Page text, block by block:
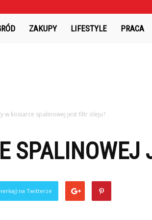
ZAKUPY LIFESTYLE PRACA
w kosiarce spalinowej jest filtr oleju?
SPALINOWEJ
na Twitterze